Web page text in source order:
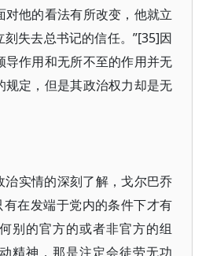
对他的看法有所改变，他就立
失去总书记的信任。”[35]因
导作用和无所不至的作用并无
规定，但是其政治权力却是无
治实情的深刻了解，戈尔巴乔
有在发端于党内的条件下才有
别的官方的或者非官方的组
精神，那是注定会徒劳无功